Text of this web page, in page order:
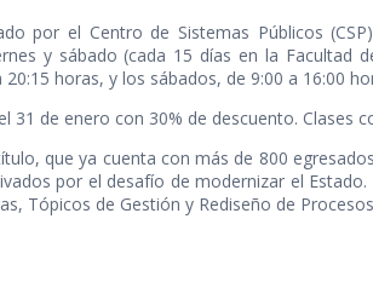
por el Centro de Sistemas Públicos
y sábado (cada 15 días en la Facultad
horas, y los sábados, de 9:00 a 16:00
31 de enero con 30% de descuento. Clases
que ya cuenta con más de 800
por el desafío de modernizar el
Tópicos de Gestión y Rediseño de